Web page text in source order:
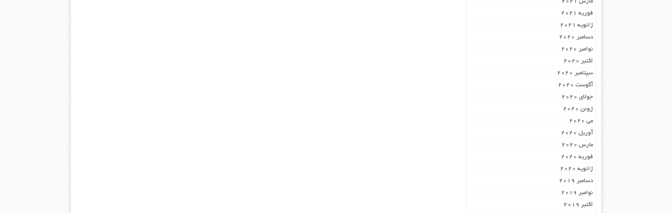
فوریه 2021
ژانویه 2021
دسامبر 2020
نوامبر 2020
اکتبر 2020
سپتامبر 2020
آگوست 2020
جولای 2020
ژوئن 2020
می 2020
آوریل 2020
مارس 2020
فوریه 2020
ژانویه 2020
دسامبر 2019
نوامبر 2019
اکتبر 2019